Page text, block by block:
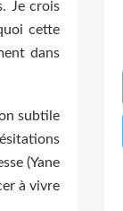
Je crois
cette
dans
subtile
(Yane
à vivre